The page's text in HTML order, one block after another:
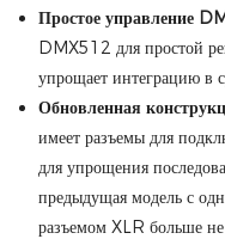
Простое управление
DMX512 для простой
упрощает интеграцию в
Обновленная
имеет разъемы для
для упрощения
предыдущая модель с
разъемом XLR больше не